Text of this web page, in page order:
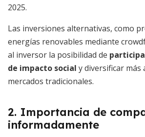
2025.
Las inversiones alternativas, como
energías renovables mediante
al inversor la posibilidad de
de impacto social y diversificar más
mercados tradicionales.
2. Importancia de
informadamente